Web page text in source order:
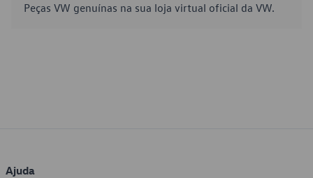
Peças VW genuínas na sua loja virtual oficial da VW.
Ajuda